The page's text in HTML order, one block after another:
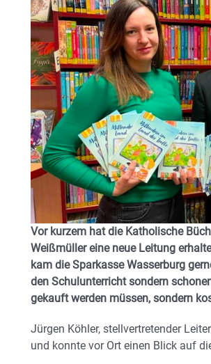
Vor kurzem hat die Katholische
Weißmüller eine neue Leitung
kam die Sparkasse Wasserburg
den Schulunterricht sondern
gekauft werden müssen, sondern
Jürgen Köhler, stellvertretender
und konnte vor Ort einen Blick auf